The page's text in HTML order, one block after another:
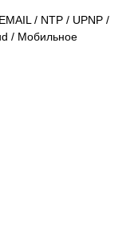
/ NTP / UPNP /
/ Мобильное